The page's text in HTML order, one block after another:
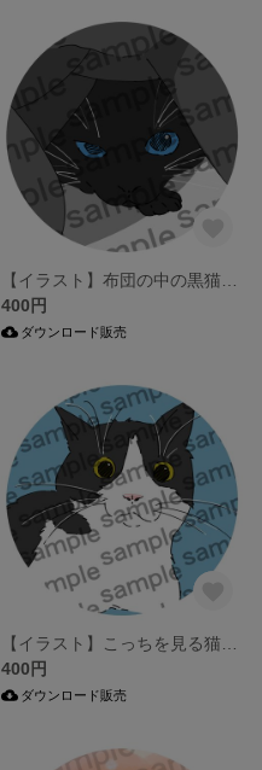
400円
ダウンロード販売
400円
ダウンロード販売